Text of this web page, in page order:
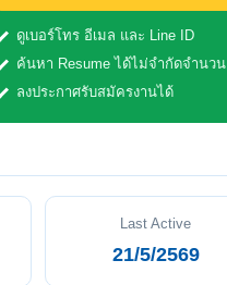
ดูเบอร์โทร อีเมล และ Line ID
ค้นหา Resume ได้ไม่จำกัดจำนวน
ลงประกาศรับสมัครงานได้
Last Active
21/5/2569